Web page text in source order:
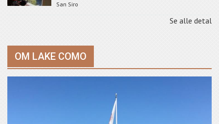
San Siro
Se alle detal
OM LAKE COMO